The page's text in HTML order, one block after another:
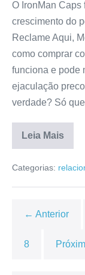
O IronMan Caps
crescimento do
Reclame Aqui,
como comprar
funciona e pode
ejaculação
verdade? Só
Leia Mais
IronMan
Funciona
Preço,
Bula,
Anvisa,
Categorias:
← Anterior
8